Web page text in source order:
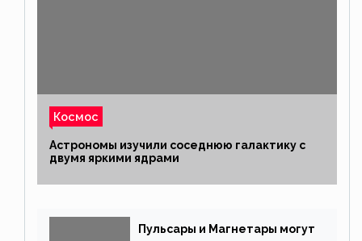
Космос
Астрономы изучили соседнюю галактику с
двумя яркими ядрами
Пульсары и Магнетары могут